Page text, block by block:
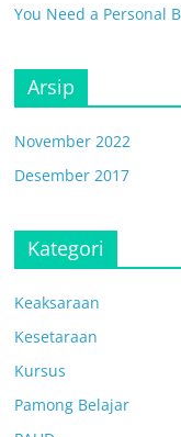
You Need a Personal
Arsip
November 2022
Desember 2017
Kategori
Keaksaraan
Kesetaraan
Kursus
Pamong Belajar